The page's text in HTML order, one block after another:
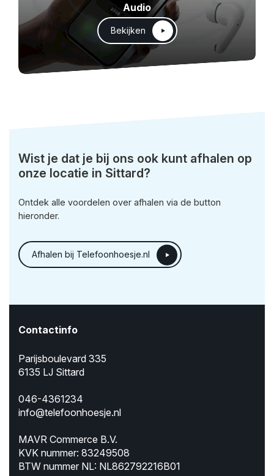
Audio
Bekijken
Wist je dat je bij ons ook kunt afhalen op
onze locatie in Sittard?
Ontdek alle voordelen over afhalen via de button
hieronder.
Afhalen bij Telefoonhoesje.nl
Contactinfo
Parijsboulevard 335
6135 LJ Sittard
046-4361234
info@telefoonhoesje.nl
MAVR Commerce B.V.
KVK nummer: 83249508
BTW nummer NL: NL862792216B01